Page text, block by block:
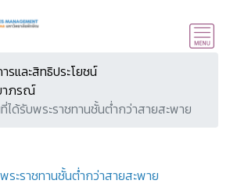
รและสิทธิประโยชน์
าภรณ์
ด้รับพระราชทานชั้นต่ำกว่าสายสะพาย
ะราชทานชั้นต่ำกว่าสายสะพาย